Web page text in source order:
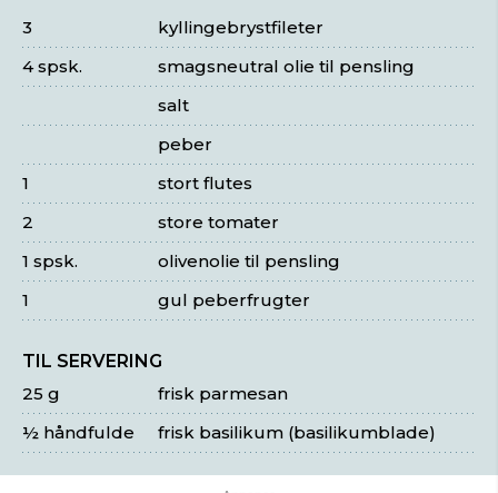
kyllingebrystfileter
3
smagsneutral olie til pensling
4 spsk.
salt
peber
stort flutes
1
store tomater
2
olivenolie til pensling
1 spsk.
gul peberfrugter
1
TIL SERVERING
frisk parmesan
25 g
frisk basilikum (basilikumblade)
½ håndfulde